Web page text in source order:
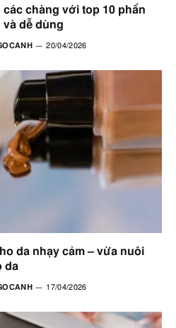
các chàng với top 10 phấn
và dễ dùng
20/04/2026
da nhạy cảm – vừa nuôi
da
17/04/2026